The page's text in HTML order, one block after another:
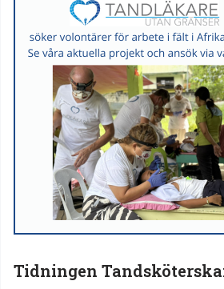
Tidningen